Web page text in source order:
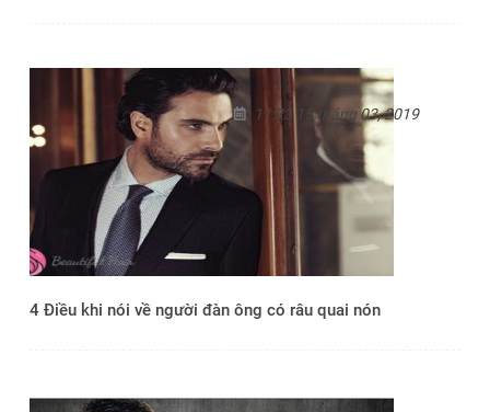
4 Điều khi nói về người đàn ông có râu quai nón
11:23 15 tháng 03, 2019